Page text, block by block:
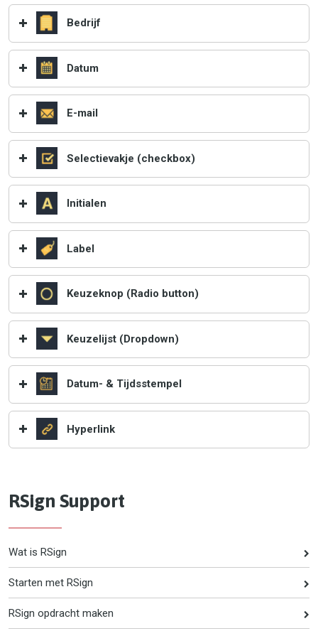
Bedrijf
Datum
E-mail
Selectievakje (checkbox)
Initialen
Label
Keuzeknop (Radio button)
Keuzelijst (Dropdown)
Datum- & Tijdsstempel
Hyperlink
RSign Support
Wat is RSign
Starten met RSign
RSign opdracht maken